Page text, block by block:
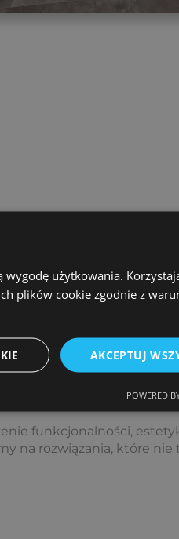
funkcjonalności,
rozwiązania, które nie
użytkowania.
plików cookie zgodnie z
AKCEPTUJ
POWERED